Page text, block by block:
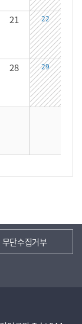
21 22
28 29
무단수집거부